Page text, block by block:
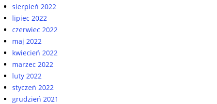
sierpień 2022
lipiec 2022
czerwiec 2022
maj 2022
kwiecień 2022
marzec 2022
luty 2022
styczeń 2022
grudzień 2021